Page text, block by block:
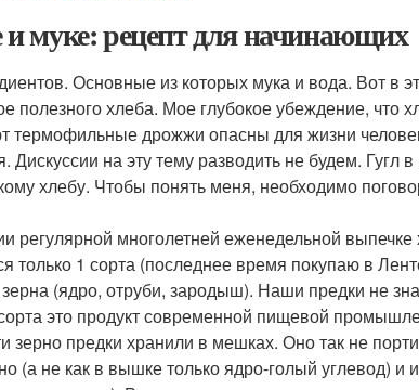
и муке: рецепт для начинающих
Основные из которых мука и вода. Вот в
полезного хлеба. Мое глубокое убеждение, что
термофильные дрожжи опасны для жизни
на эту тему разводить не будем. Гугл
хлебу. Чтобы понять меня, необходимо
регулярной многолетней еженедельной выпечке
только 1 сорта (последнее время покупаю в
(ядро, отруби, зародыш). Наши предки не
это продукт современной пищевой
зерно предки хранили в мешках. Оно так не
(а не как в вышке только ядро-голый углевод) и